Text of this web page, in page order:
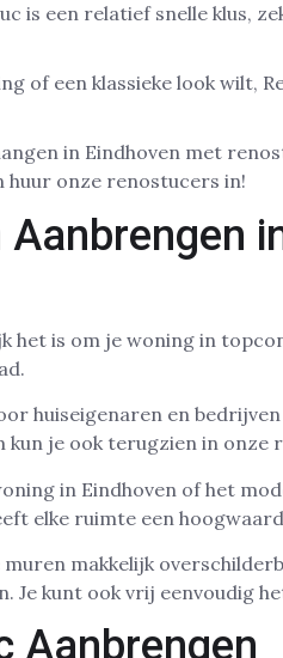
is een relatief snelle klus,
of een klassieke look wilt,
in Eindhoven met
huur onze renostucers in!
het is om je woning in
huiseigenaren en
je ook terugzien in onze
in Eindhoven of het
elke ruimte een
makkelijk
Je kunt ook vrij eenvoudig
Aanbrengen